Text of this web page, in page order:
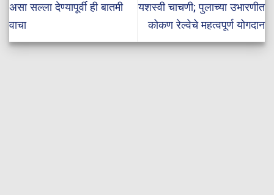
असा सल्ला देण्यापूर्वी ही बातमी
वाचा
यशस्वी चाचणी; पुलाच्या उभारणीत
कोकण रेल्वेचे महत्वपूर्ण योगदान